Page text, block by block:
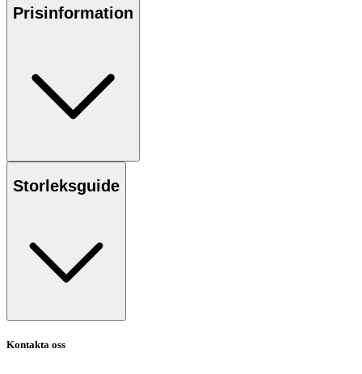
Prisinformation
Storleksguide
Kontakta oss